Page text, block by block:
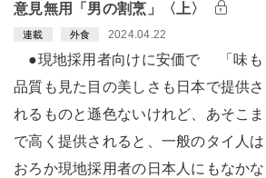
意見無用「男の割烹」〈上〉
連載 外食 2024.04.22
●現地採用者向けに安価で 「味も
品質も見た目の美しさも日本で提供さ
れるものと遜色ないけれど、あそこま
で高く提供されると、一般のタイ人は
おろか現地採用者の日本人にもなかな